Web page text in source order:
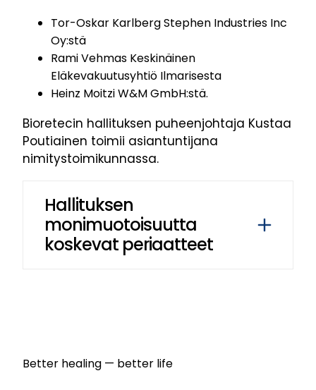
Tor-Oskar Karlberg Stephen Industries Inc
Oy:stä
Rami Vehmas Keskinäinen
Eläkevakuutusyhtiö Ilmarisesta
Heinz Moitzi W&M GmbH:stä.
Bioretecin hallituksen puheenjohtaja Kustaa
Poutiainen toimii asiantuntijana
nimitystoimikunnassa.
Hallituksen
monimuotoisuutta
koskevat periaatteet
Better healing — better life